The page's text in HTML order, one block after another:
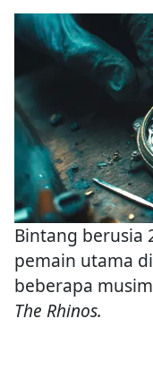
Bintang berusia
pemain utama
beberapa
The Rhinos.